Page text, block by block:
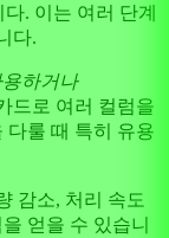
. 이는 여러 단계
다.
용하거나
드로 여러 컬럼을
다룰 때 특히 유용
감소, 처리 속도
얻을 수 있습니